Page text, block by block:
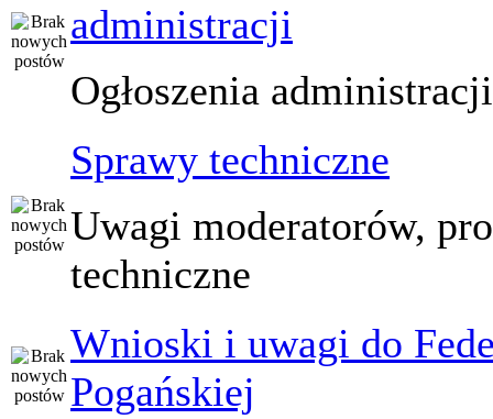
administracji
Ogłoszenia
Sprawy techniczne
Uwagi moderatorów,
techniczne
Wnioski i uwagi do
Pogańskiej